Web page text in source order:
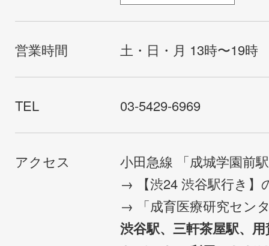
営業時間 土・日・月 13時〜19時
TEL 03-5429-6969
アクセス
小田急線 「成城学園前
→ 【渋24 渋谷駅行き】
→ 「成育医療研究セン
渋谷駅、三軒茶屋駅、